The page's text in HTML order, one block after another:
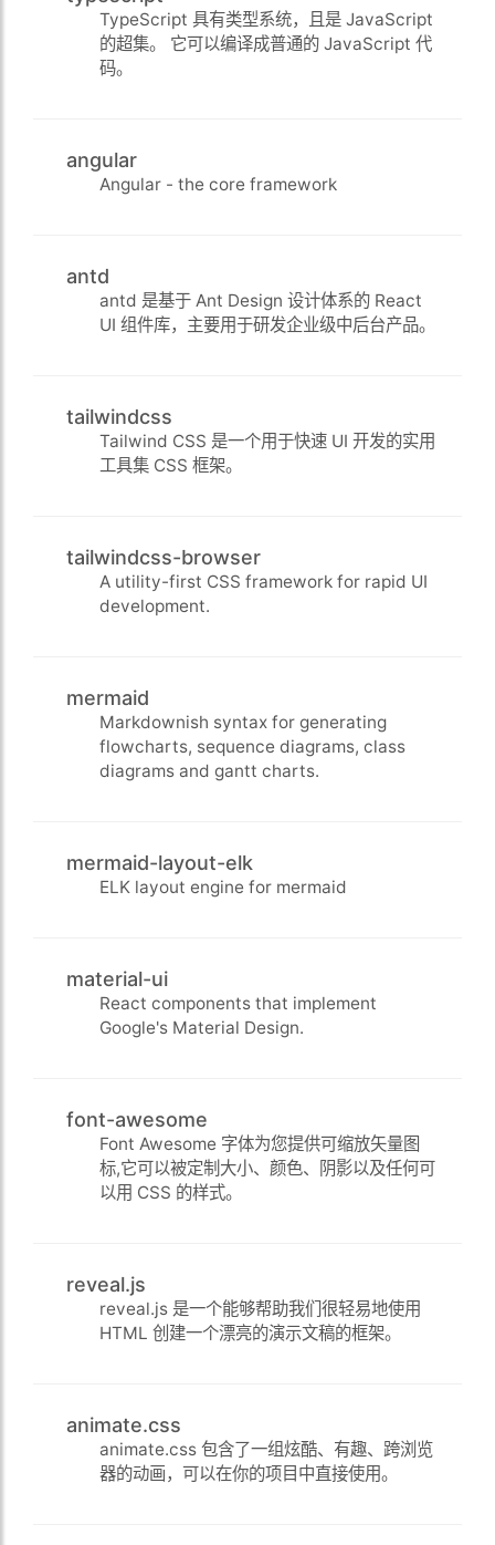
TypeScript 具有类型系统，且是 JavaScript
的超集。 它可以编译成普通的 JavaScript 代
码。
angular
Angular - the core framework
antd
antd 是基于 Ant Design 设计体系的 React
UI 组件库，主要用于研发企业级中后台产品。
tailwindcss
Tailwind CSS 是一个用于快速 UI 开发的实用
工具集 CSS 框架。
tailwindcss-browser
A utility-first CSS framework for rapid UI
development.
mermaid
Markdownish syntax for generating
flowcharts, sequence diagrams, class
diagrams and gantt charts.
mermaid-layout-elk
ELK layout engine for mermaid
material-ui
React components that implement
Google's Material Design.
font-awesome
Font Awesome 字体为您提供可缩放矢量图
标,它可以被定制大小、颜色、阴影以及任何可
以用 CSS 的样式。
reveal.js
reveal.js 是一个能够帮助我们很轻易地使用
HTML 创建一个漂亮的演示文稿的框架。
animate.css
animate.css 包含了一组炫酷、有趣、跨浏览
器的动画，可以在你的项目中直接使用。